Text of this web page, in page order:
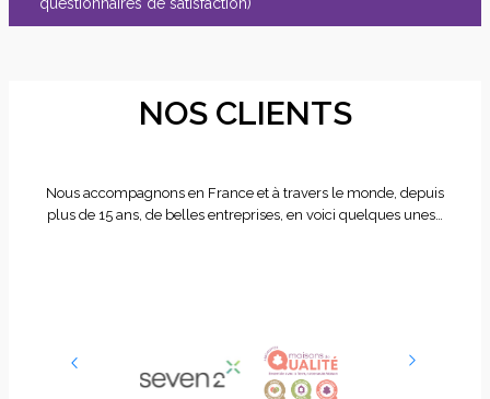
questionnaires de satisfaction)
NOS CLIENTS
Nous accompagnons en France et à travers le monde, depuis
plus de 15 ans, de belles entreprises, en voici quelques unes…